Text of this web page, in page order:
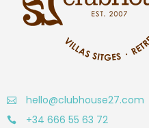
hello@clubhouse27.com
+34 666 55 63 72